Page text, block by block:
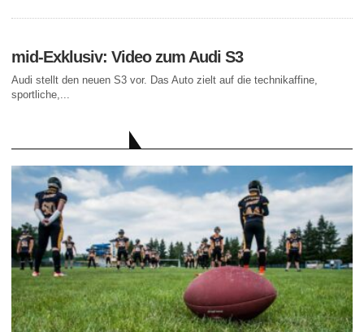
mid-Exklusiv: Video zum Audi S3
Audi stellt den neuen S3 vor. Das Auto zielt auf die technikaffine,
sportliche,...